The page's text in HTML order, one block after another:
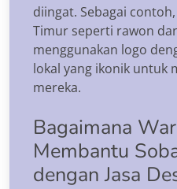
diingat. Sebagai
Timur seperti rawon
menggunakan logo
lokal yang ikonik untuk
mereka.
Bagaimana
Membantu
dengan Jasa